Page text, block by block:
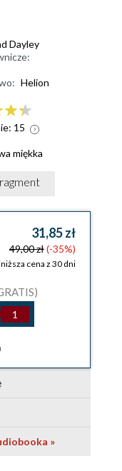
Dayley
Helion
15
miękka
31,85 zł
49,00 zł(-35%)
cena z 30 dni
» dobierz książkę GRATIS)
»